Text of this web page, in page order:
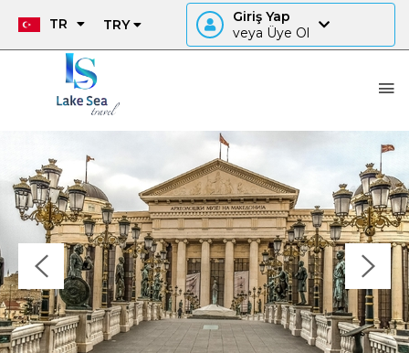
TR TRY
Giriş Yap
veya Üye Ol